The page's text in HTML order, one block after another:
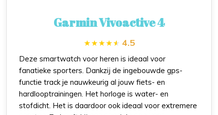
Garmin Vivoactive 4
4.5
Deze smartwatch voor heren is ideaal voor
fanatieke sporters. Dankzij de ingebouwde gps-
functie track je nauwkeurig al jouw fiets- en
hardlooptrainingen. Het horloge is water- en
stofdicht. Het is daardoor ook ideaal voor extremere